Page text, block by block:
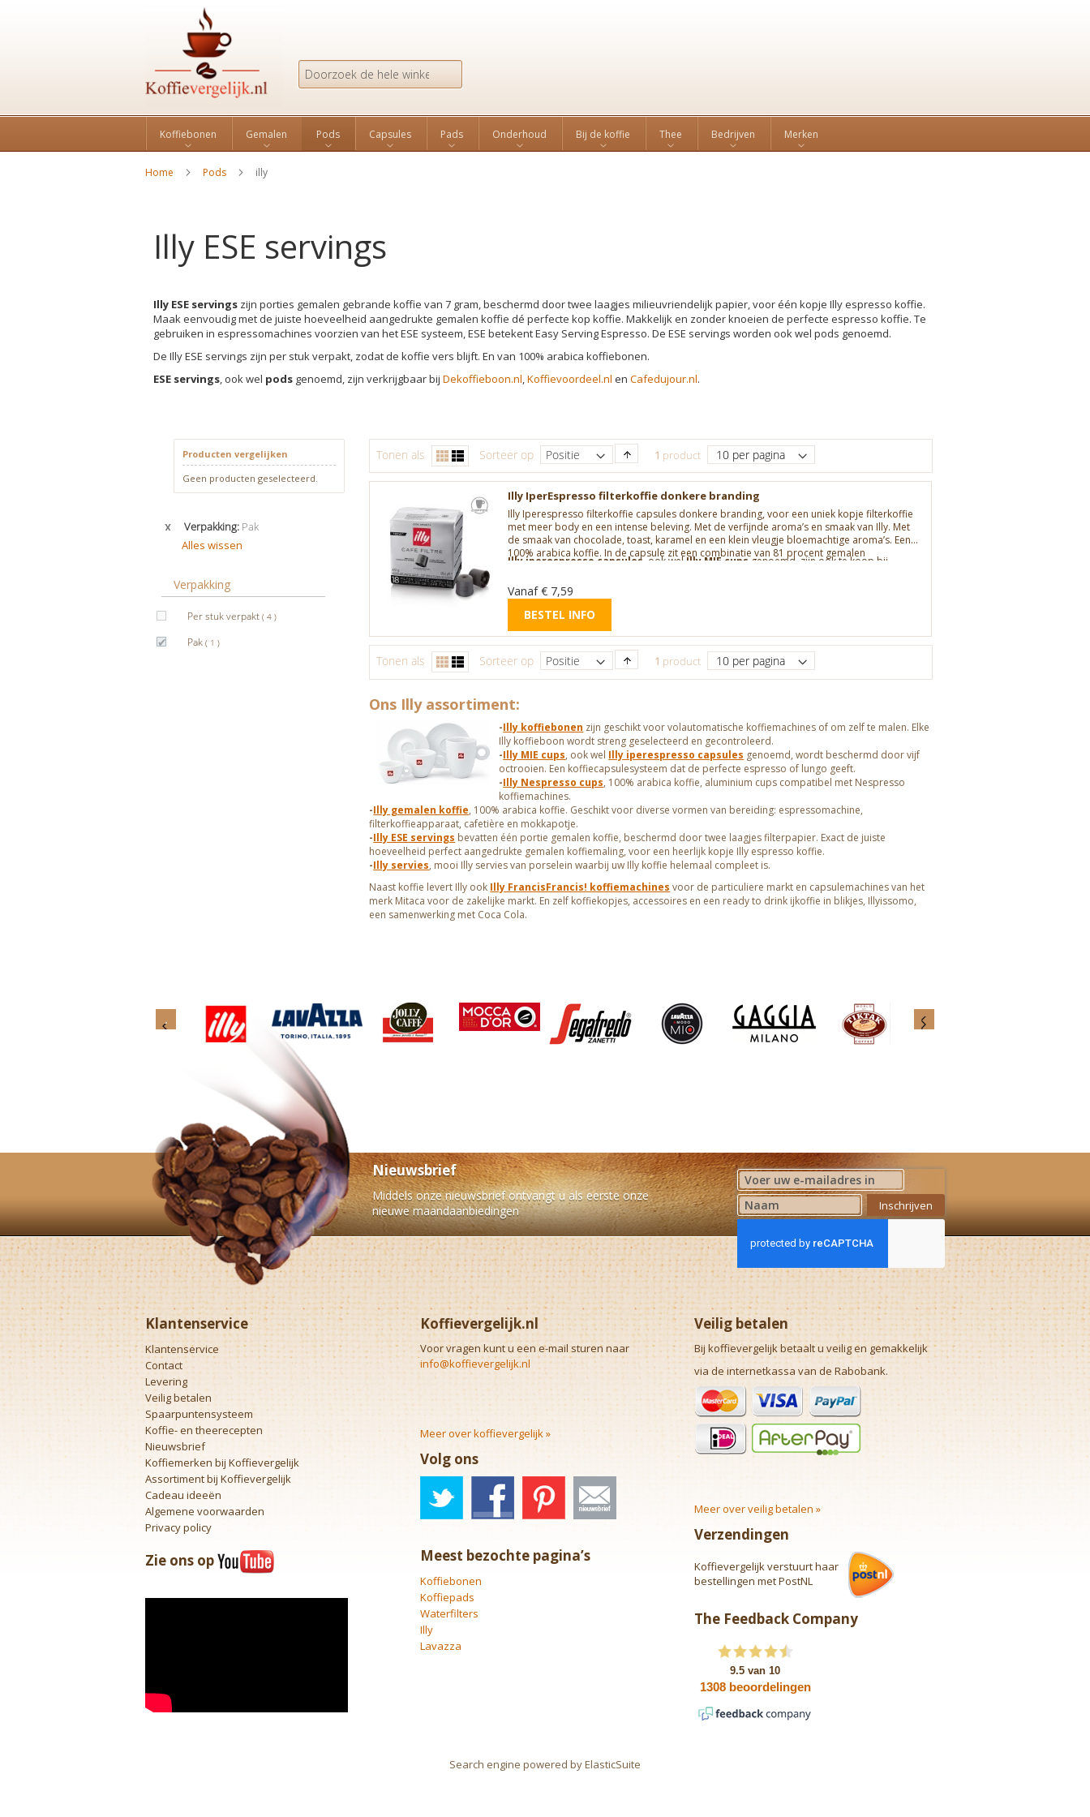
Search
Koffiebonen Gemalen Pods Capsules Pads Onderhoud Bij de koffie Thee Bedrijven Merken
Home Pods illy
Illy ESE servings
Illy ESE servings zijn porties gemalen gebrande koffie van 7 gram, beschermd door twee laagjes milieuvriendelijk papier, voor één kopje Illy espresso koffie.
Maak eenvoudig met de juiste hoeveelheid aangedrukte gemalen koffie dé perfecte kop koffie. Makkelijk en zonder knoeien de perfecte espresso koffie. Te
gebruiken in espressomachines voorzien van het ESE systeem, ESE betekent Easy Serving Espresso. De ESE servings worden ook wel pods genoemd.
De Illy ESE servings zijn per stuk verpakt, zodat de koffie vers blijft. En van 100% arabica koffiebonen.
ESE servings, ook wel pods genoemd, zijn verkrijgbaar bij Dekoffieboon.nl,Koffievoordeel.nl en Cafedujour.nl.
Producten vergelijken
Geen producten geselecteerd.
Verpakking Pak
Verwijder
artikel
Alles wissen
Verpakking
Per stuk verpakt 4 producten
Pak 1 product
Tonen als Lijst
Foto-
tabel
Van
laag
naar
hoog
sorteren
1 product
Illy IperEspresso filterkoffie donkere branding
Illy Iperespresso filterkoffie capsules donkere branding, voor een uniek kopje filterkoffie
met meer body en een intense beleving. Met de verfijnde aroma’s en smaak van Illy. Met
de smaak van chocolade, toast, karamel en een klein vleugje bloemachtige aroma’s. Een
100% arabica koffie. In de capsule zit een combinatie van 81 procent gemalen
filterkoffie capsules zijn nieuw en op dit moment
ESPRESSO & COFFEE logo.
Illy iperespresso capsules, ook welIlly MIE cupsgenoemd, zijn ook te koop bij
Lees verder
Vanaf € 7,59
BESTEL INFO
Tonen als Lijst
Foto-
tabel
Van
laag
1 product
Ons Illy assortiment:
-Illy koffiebonen zijn geschikt voor volautomatische koffiemachines of om zelf te malen. Elke
Illy koffieboon wordt streng geselecteerd en gecontroleerd.
-Illy MIE cups, ook wel Illy iperespresso capsules genoemd, wordt beschermd door vijf
octrooien. Een koffiecapsulesysteem dat de perfecte espresso of lungo geeft.
-Illy Nespresso cups, 100% arabica koffie, aluminium cups compatibel met Nespresso
koffiemachines.
-Illy gemalen koffie, 100% arabica koffie. Geschikt voor diverse vormen van bereiding: espressomachine,
filterkoffieapparaat, cafetière en mokkapotje.
-Illy ESE servings bevatten één portie gemalen koffie, beschermd door twee laagjes filterpapier. Exact de juiste
hoeveelheid perfect aangedrukte gemalen koffiemaling, voor een heerlijk kopje Illy espresso koffie.
-Illy servies, mooi Illy servies van porselein waarbij uw Illy koffie helemaal compleet is.
Naast koffie levert Illy ook Illy FrancisFrancis! koffiemachines voor de particuliere markt en capsulemachines van het
merk Mitaca voor de zakelijke markt. En zelf koffiekopjes, accessoires en een ready to drink ijkoffie in blikjes, Illyissomo,
een samenwerking met Coca Cola.
Nieuwsbrief
Middels onze nieuwsbrief ontvangt u als eerste onze
nieuwe maandaanbiedingen
Abonneer u op onze nieuwsbrief
Inschrijven
Klantenservice
Klantenservice
Contact
Levering
Veilig betalen
Spaarpuntensysteem
Koffie- en theerecepten
Nieuwsbrief
Koffiemerken bij Koffievergelijk
Assortiment bij Koffievergelijk
Cadeau ideeën
Algemene voorwaarden
Privacy policy
Zie ons op
Koffievergelijk.nl
Voor vragen kunt u een e-mail sturen naar
info@koffievergelijk.nl
Meer over koffievergelijk »
Volg ons
Meest bezochte pagina’s
Koffiebonen
Koffiepads
Waterfilters
Illy
Lavazza
Veilig betalen
Bij koffievergelijk betaalt u veilig en gemakkelijk
via de internetkassa van de Rabobank.
Meer over veilig betalen »
Verzendingen
Koffievergelijk verstuurt haar
bestellingen met PostNL
The Feedback Company
Search engine powered byElasticSuite